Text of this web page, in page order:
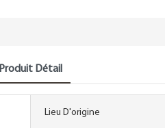
Produit Détail
Lieu D'origine